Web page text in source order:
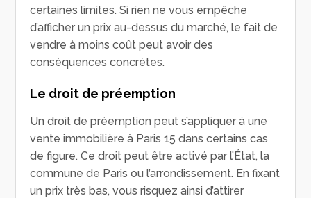
certaines limites. Si rien ne vous empêche
d’afficher un prix au-dessus du marché, le fait de
vendre à moins coût peut avoir des
conséquences concrètes.
Le droit de préemption
Un droit de préemption peut s’appliquer à une
vente immobilière à Paris 15 dans certains cas
de figure. Ce droit peut être activé par l’État, la
commune de Paris ou l’arrondissement. En fixant
un prix très bas, vous risquez ainsi d’attirer